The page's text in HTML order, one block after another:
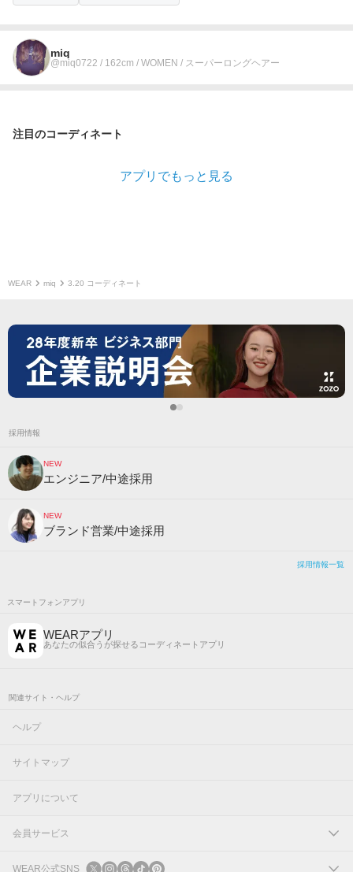
miq
@miq0722 / 162cm / WOMEN / スーパーロングヘアー
注目のコーディネート
アプリでもっと見る
WEAR miq 3.20 コーディネート
採用情報
NEW
エンジニア/中途採用
NEW
ブランド営業/中途採用
採用情報一覧
スマートフォンアプリ
WEARアプリ
あなたの似合うが探せるコーディネートアプリ
関連サイト・ヘルプ
ヘルプ
サイトマップ
アプリについて
会員サービス
ログイン
WEAR公式SNS